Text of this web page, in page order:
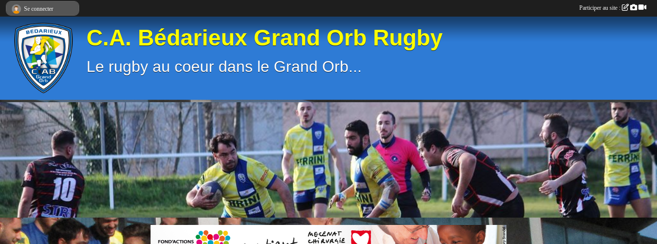
C.A. Bédarieux Grand Orb Rugby
Le rugby au coeur dans le Grand Orb...
Se connecter Participer au site :
Panneau de gestion des cookies